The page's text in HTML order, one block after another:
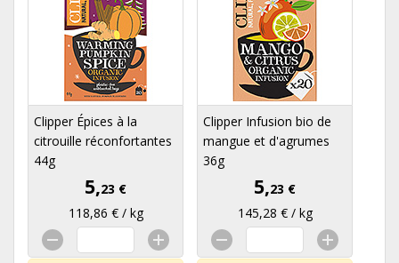
Clipper Épices à la
citrouille réconfortantes
44g
5,23 €
118,86 € / kg
Clipper Infusion bio de
mangue et d'agrumes
36g
5,23 €
145,28 € / kg